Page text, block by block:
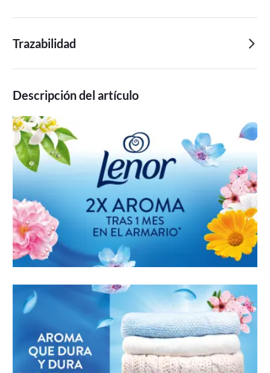
Trazabilidad
Descripción del artículo